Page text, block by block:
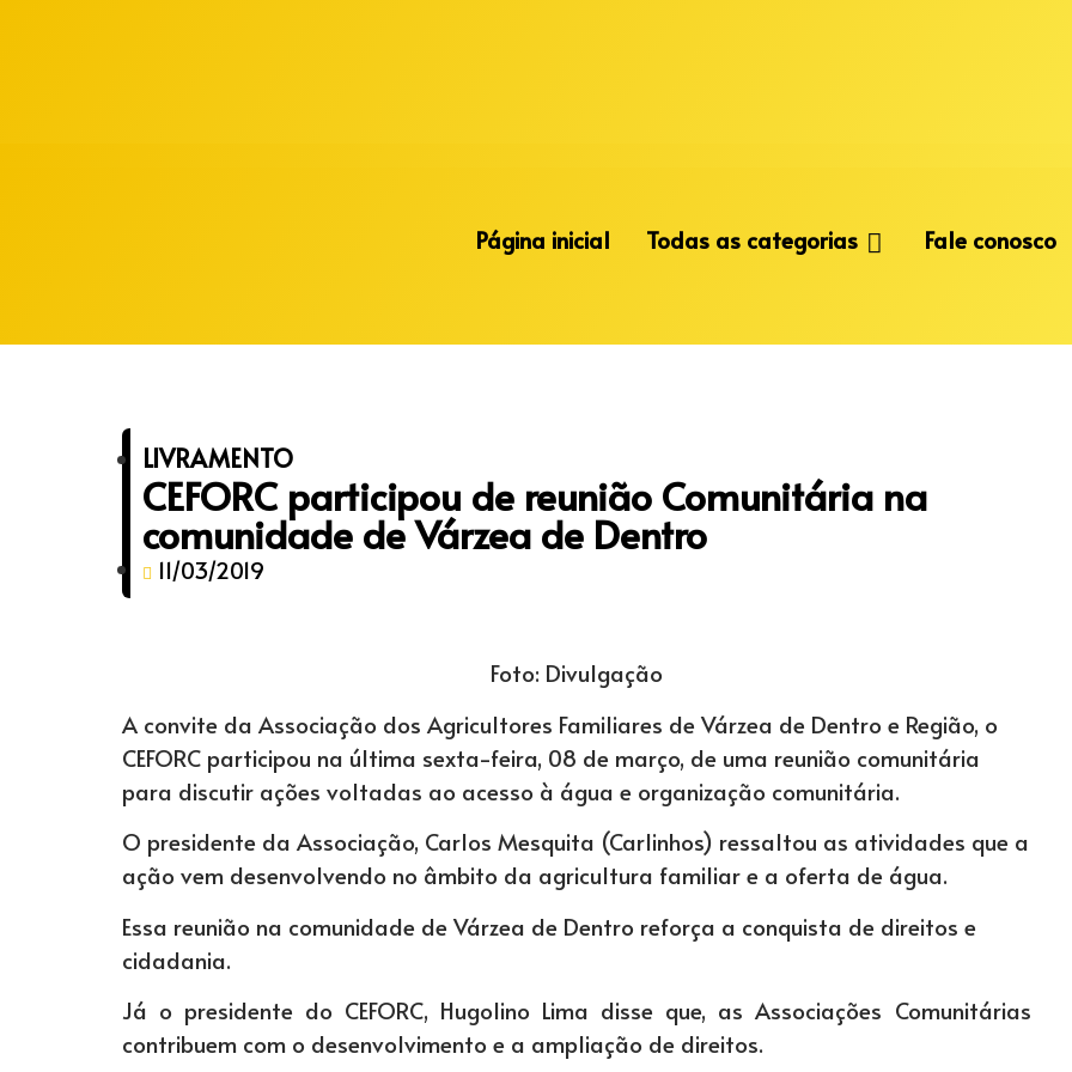
Página inicial Todas as categorias Fale conosco
LIVRAMENTO
CEFORC participou de reunião Comunitária na
comunidade de Várzea de Dentro
11/03/2019
Foto: Divulgação
A convite da Associação dos Agricultores Familiares de Várzea de Dentro e Região, o
CEFORC participou na última sexta-feira, 08 de março, de uma reunião comunitária
para discutir ações voltadas ao acesso à água e organização comunitária.
O presidente da Associação, Carlos Mesquita (Carlinhos) ressaltou as atividades que a
ação vem desenvolvendo no âmbito da agricultura familiar e a oferta de água.
Essa reunião na comunidade de Várzea de Dentro reforça a conquista de direitos e
cidadania.
Já o presidente do CEFORC, Hugolino Lima disse que, as Associações Comunitárias
contribuem com o desenvolvimento e a ampliação de direitos.